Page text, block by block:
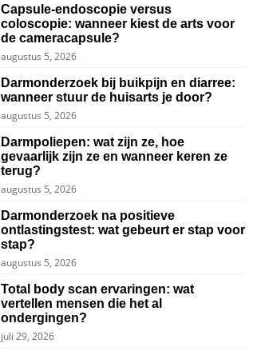
Capsule-endoscopie versus
coloscopie: wanneer kiest de arts voor
de cameracapsule?
augustus 5, 2026
Darmonderzoek bij buikpijn en diarree:
wanneer stuur de huisarts je door?
augustus 5, 2026
Darmpoliepen: wat zijn ze, hoe
gevaarlijk zijn ze en wanneer keren ze
terug?
augustus 5, 2026
Darmonderzoek na positieve
ontlastingstest: wat gebeurt er stap voor
stap?
augustus 5, 2026
Total body scan ervaringen: wat
vertellen mensen die het al
ondergingen?
juli 29, 2026